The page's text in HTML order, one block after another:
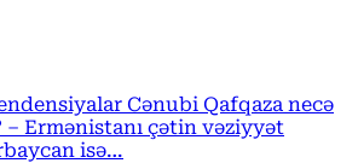
Cənubi Qafqaza necə
– Ermənistanı çətin vəziyyət
isə…